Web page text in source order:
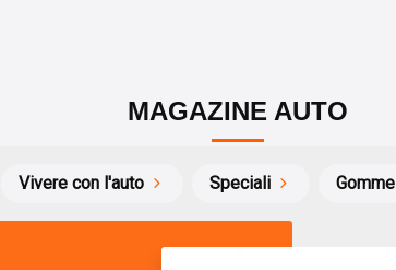
MAGAZINE AUTO
Vivere con l'auto Speciali Gomme